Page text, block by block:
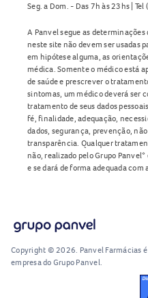
Seg. a Dom. - Das 7h às 23hs |
A Panvel segue as
neste site não devem ser usadas
em hipótese alguma, as
médica. Somente o médico está
de saúde e prescrever o
sintomas, um médico deverá ser
tratamento de seus dados
fé, finalidade, adequação,
dados, segurança, prevenção,
transparência. Qualquer
não, realizado pelo Grupo
e se dará de forma adequada
Copyright © 2026. Panvel Farmácias é
empresa do Grupo Panvel.